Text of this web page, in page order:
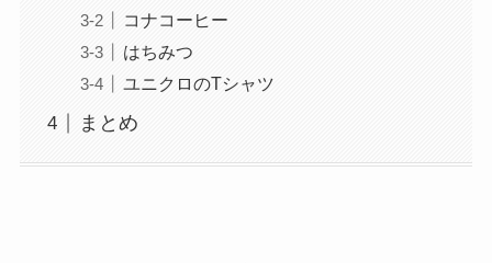
コナコーヒー
はちみつ
ユニクロのTシャツ
まとめ